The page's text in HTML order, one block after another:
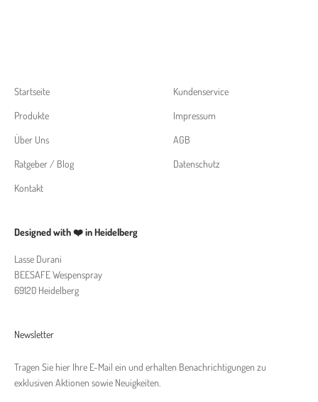
Startseite
Produkte
Über Uns
Ratgeber / Blog
Kontakt
Kundenservice
Impressum
AGB
Datenschutz
Designed with ❤️ in Heidelberg
Lasse Durani
BEESAFE Wespenspray
69120 Heidelberg
Newsletter
Tragen Sie hier Ihre E-Mail ein und erhalten Benachrichtigungen zu
exklusiven Aktionen sowie Neuigkeiten.